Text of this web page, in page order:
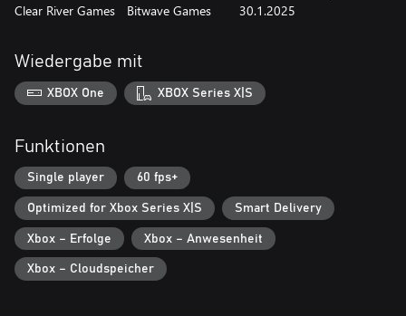
Ein legendärer Soundtrack
In seiner Arbeit am Soundtrack für Gimmick! 2 hat er sowohl
komplett neue Melodien verfasst als auch alte Klassiker neu
aufgearbeitet. Der Soundrack wurde kreativ dirigiert von Pelle
Cahndlerby und wurde zusammen mit Joel Bille live in Schweden
Das Originalspiel Gimmick! wurde 1992 für die Famicom™
veröffentlicht. Es wurde lokalisiert und im Westen veröffentlicht –
aber nur in Skandinavien. Dies und die Tatsache, dass die Physik-
und Gameplay-Mechaniken des Spiels ihrer Zeit weit voraus
waren, machten das Spiel sowohl zur Legende als auch äußerst
beliebt. Aber mit Gimmick! 2 gibt es keinen Zweifel mehr: Dies ist
ein Spiel, das die ganze Welt erleben sollte.
Clear River Games Bitwave Games 30.1.2025
Wiedergabe mit
XBOX One XBOX Series X|S
Funktionen
Single player 60 fps+
Optimized for Xbox Series X|S Smart Delivery
Xbox – Erfolge Xbox – Anwesenheit
Xbox – Cloudspeicher